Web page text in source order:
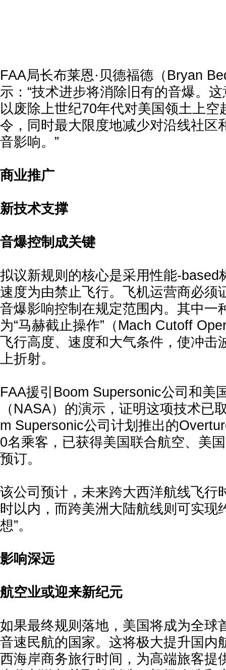
FAA局长布莱恩·贝德福德（Bryan
示：“技术进步将消除旧有的音爆。
以废除上世纪70年代对美国领土上空
令，同时最大限度地减少对沿线社区
音影响。”
商业推广
新技术支撑
音爆控制成关键
拟议新规则的核心是采用性能-based
速度为由禁止飞行。飞机运营商必须
音爆影响控制在规定范围内。其中一
为“马赫截止操作”（Mach Cutoff
飞行高度、速度和大气条件，使冲击
上折射。
FAA援引Boom Supersonic公司和美
（NASA）的演示，证明这项技术已
m Supersonic公司计划推出的
0名乘客，已获得美国联合航空、美
预订。
该公司预计，未来跨大西洋航线飞行
时以内，而跨美洲大陆航线则可实现
想”。
影响深远
航空业或迎来新纪元
如果最终规则落地，美国将成为全球
音速民航的国家。这将极大提升国内
西海岸商务旅行时间，为高端旅客提